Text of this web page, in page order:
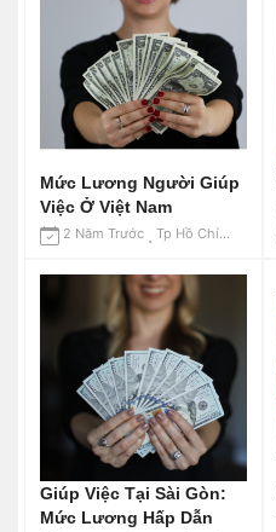
Mức Lương Người Giúp
Việc Ở Việt Nam
2 Năm Trước Tp Hồ Chí Minh
Giúp Việc Tại Sài Gòn:
Mức Lương Hấp Dẫn